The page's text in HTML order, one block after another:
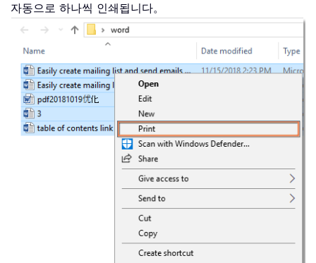
자동으로 하나씩 인쇄됩니다。